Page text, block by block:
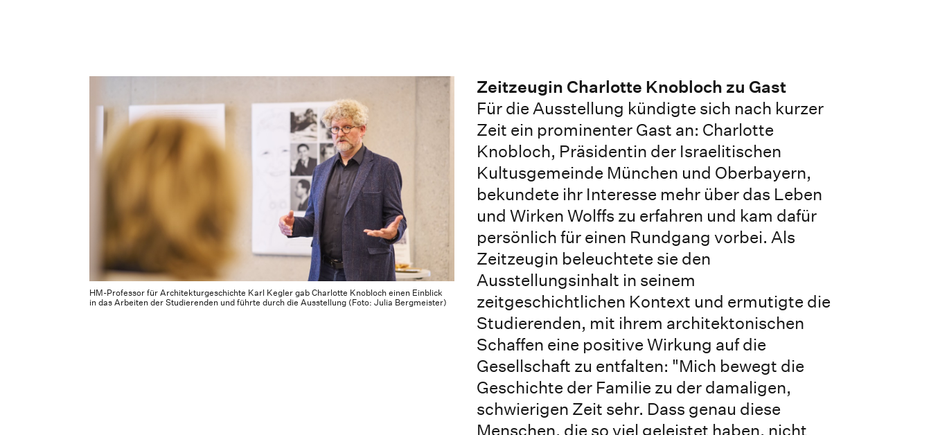
HM-Professor für Architekturgeschichte Karl Kegler gab Charlotte Knobloch einen Einblick
in das Arbeiten der Studierenden und führte durch die Ausstellung (Foto: Julia Bergmeister)
Zeitzeugin Charlotte Knobloch zu Gast
Für die Ausstellung kündigte sich nach kurzer
Zeit ein prominenter Gast an: Charlotte
Knobloch, Präsidentin der Israelitischen
Kultusgemeinde München und Oberbayern,
bekundete ihr Interesse mehr über das Leben
und Wirken Wolffs zu erfahren und kam dafür
persönlich für einen Rundgang vorbei. Als
Zeitzeugin beleuchtete sie den
Ausstellungsinhalt in seinem
zeitgeschichtlichen Kontext und ermutigte die
Studierenden, mit ihrem architektonischen
Schaffen eine positive Wirkung auf die
Gesellschaft zu entfalten: "Mich bewegt die
Geschichte der Familie zu der damaligen,
schwierigen Zeit sehr. Dass genau diese
Menschen, die so viel geleistet haben, nicht